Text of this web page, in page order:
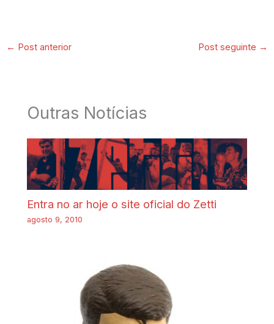
← Post anterior Post seguinte →
Outras Notícias
Entra no ar hoje o site oficial do Zetti
agosto 9, 2010